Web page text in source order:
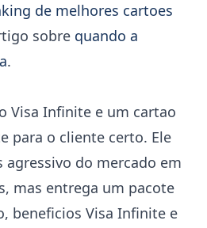
de melhores cartoes
sobre quando a
.
Visa Infinite e um cartao
para o cliente certo. Ele
agressivo do mercado em
mas entrega um pacote
beneficios Visa Infinite e